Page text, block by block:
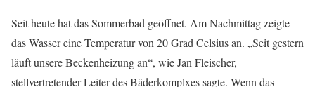
Seit heute hat das Sommerbad geöffnet. Am Nachmittag zeigte
das Wasser eine Temperatur von 20 Grad Celsius an. „Seit gestern
läuft unsere Beckenheizung an“, wie Jan Fleischer,
stellvertretender Leiter des Bäderkomplxes sagte. Wenn das